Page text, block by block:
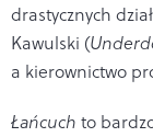
drastycznych
Kawulski (
a kierownictwo
Łańcuch to